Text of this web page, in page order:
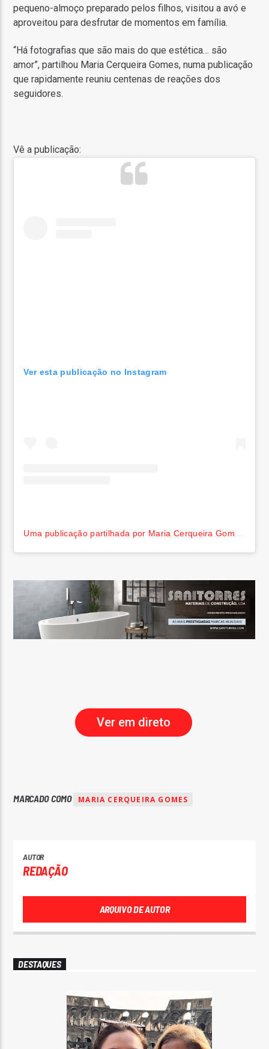
pequeno-almoço preparado pelos filhos, visitou a avó e
aproveitou para desfrutar de momentos em família.
“Há fotografias que são mais do que estética… são
amor”, partilhou Maria Cerqueira Gomes, numa publicação
que rapidamente reuniu centenas de reações dos
seguidores.
Vê a publicação:
Ver esta publicação no Instagram
Uma publicação partilhada por Maria Cerqueira Gomes (@maria_cerqueira_gomes)
Ver em direto
MARCADO COMO MARIA CERQUEIRA GOMES
AUTOR
REDAÇÃO
ARQUIVO DE AUTOR
DESTAQUES